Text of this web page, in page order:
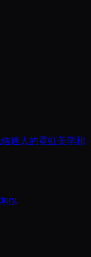
迷人的霓虹美学和